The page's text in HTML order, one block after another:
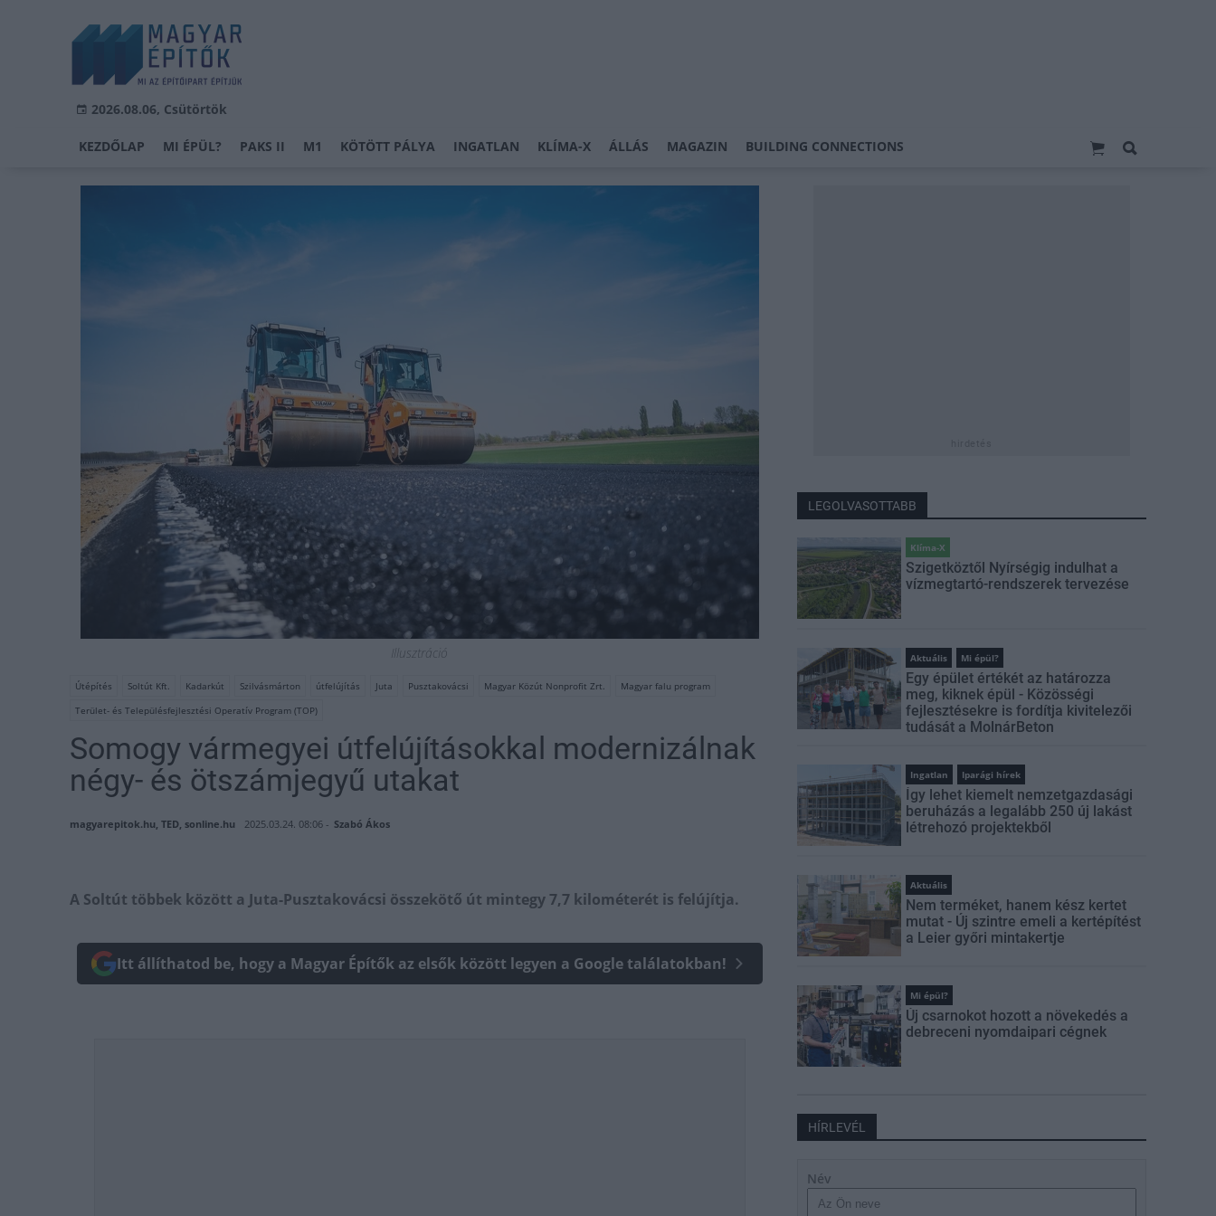
2026.08.06, Csütörtök
KEZDŐLAP MI ÉPÜL? PAKS II M1 KÖTÖTT PÁLYA INGATLAN KLÍMA-X ÁLLÁS MAGAZIN BUILDING CONNECTIONS
Illusztráció
Útépítés Soltút Kft. Kadarkút Szilvásmárton útfelújítás Juta Pusztakovácsi Magyar Közút Nonprofit Zrt.
Magyar falu program
Terület- és Településfejlesztési Operatív Program (TOP)
Somogy vármegyei útfelújításokkal modernizálnak
négy- és ötszámjegyű utakat
magyarepitok.hu, TED, sonline.hu 2025.03.24. 08:06 - Szabó Ákos
A Soltút többek között a Juta-Pusztakovácsi összekötő út mintegy 7,7 kilométerét is felújítja.
Itt állíthatod be, hogy a Magyar Építők az elsők között legyen a Google találatokban!
LEGOLVASOTTABB
Klíma-X
Szigetköztől Nyírségig indulhat a
vízmegtartó-rendszerek tervezése
Aktuális Mi épül?
Egy épület értékét az határozza
meg, kiknek épül - Közösségi
fejlesztésekre is fordítja kivitelezői
tudását a MolnárBeton
Ingatlan Iparági hírek
Így lehet kiemelt nemzetgazdasági
beruházás a legalább 250 új lakást
létrehozó projektekből
Aktuális
Nem terméket, hanem kész kertet
mutat - Új szintre emeli a kertépítést
a Leier győri mintakertje
Mi épül?
Új csarnokot hozott a növekedés a
debreceni nyomdaipari cégnek
HÍRLEVÉL
Név